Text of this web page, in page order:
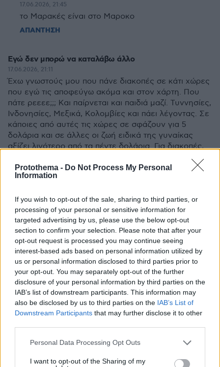
Protothema - Do Not Process My Personal
Information
If you wish to opt-out of the sale, sharing to third parties, or
processing of your personal or sensitive information for
targeted advertising by us, please use the below opt-out
section to confirm your selection. Please note that after your
opt-out request is processed you may continue seeing
interest-based ads based on personal information utilized by
us or personal information disclosed to third parties prior to
your opt-out. You may separately opt-out of the further
disclosure of your personal information by third parties on the
IAB’s list of downstream participants. This information may
also be disclosed by us to third parties on the IAB’s List of
Downstream Participants that may further disclose it to other
Please note that this website/app uses one or more Google
not limited to your visit or usage behaviour. You may click to
Personal Data Processing Opt Outs
I want to opt-out of the Sharing of my
17.06.2026, 21:45
το Μαρακές είναι στο Μαροκο
ΑΠΑΝΤΗΣΗ
Εγώ δεν μπορώ να καταλάβω άλλο
17.06.2026, 21:11
Έχω γνωστούς μου που πάνε διακοπές σε κάτι χώρες
που εγώ τις αποφεύγω ακόμα και στον χάρτη. Που
πάτε ρεεεε;;; Και παίρνεται και παιδιά μαζί. Τυννησίες,
Ινδονησίες, Μεξικά, Κολομβίες και πάει λέγοντας. Σε
κάποιες από αυτές τις χώρες σε σφάζουν για 5
δολάρια και σε άλλες οι ζωή ειδικά της γυναίκας
αξίζει λιγότερο από τα πέντε δολάρια. Για διακοπές,
για εκπαιδευτικό τουρισμό, κλπ κλπ ΜΟΝΟ ΕΥΡΩΠΗ.
Όποιος πηγαίνει αλλού είναι υπεύθυνος για ότι τον
βρει.
Αργυρω
17.06.2026, 22:15
Εγώ συμφωνώ πάντως με αυτό που λες, ειδικά
όταν ακούς στην τηλεόραση να λένε " το όνειρο
μου είναι να πάω Κούβα" , Έλα Χριστέ και
Παναγιά!!!! Που παααατεεε;;;;;; Και θέλει και πολλά
χρήματα για να πας σε κάτι τέτοια κράτη που
αναφέρεις!!!
ΑΠΑΝΤΗΣΗ
17.06.2026, 21:44